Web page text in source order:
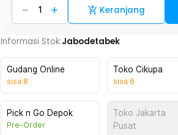
Keranjang
Informasi Stok:Jabodetabek
Gudang Online
sisa 8
Toko Cikupa
sisa 6
Pick n Go Depok
Pre-Order
Toko Jakarta
Pusat